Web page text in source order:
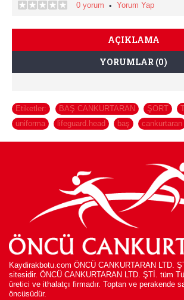
0 yorum • Yorum Yap
AÇIKLAMA
YORUMLAR (0)
Etiketler: BAŞ CANKURTARAN ŞORT
üniforma
lifeguard.head baş cankurtaran
Kaydirakbotu.com ÖNCÜ CANKURTARAN LTD.
sitesidir. ÖNCÜ CANKURTARAN LTD. ŞTİ. tüm
üretici ve ithalatçı firmadır. Toptan ve perakende
öncüsüdür.